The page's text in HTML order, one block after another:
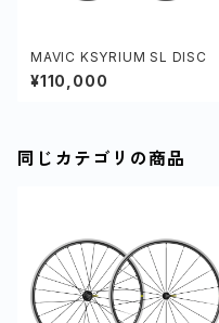
MAVIC KSYRIUM SL DISC
¥110,000
同じカテゴリの商品